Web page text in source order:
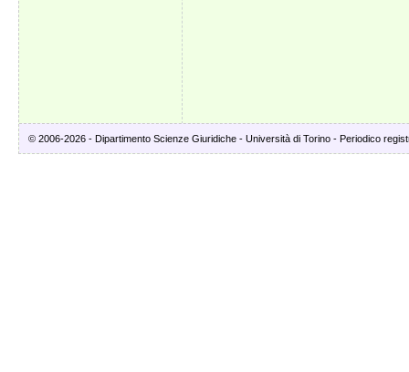
© 2006-2026 - Dipartimento Scienze Giuridiche - Università di Torino - Periodico